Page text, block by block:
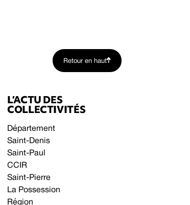
Retour en haut
L’ACTU DES
COLLECTIVITÉS
Département
Saint-Denis
Saint-Paul
CCIR
Saint-Pierre
La Possession
Région